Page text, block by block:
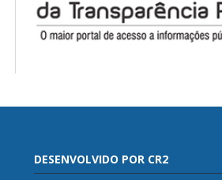
DESENVOLVIDO POR CR2